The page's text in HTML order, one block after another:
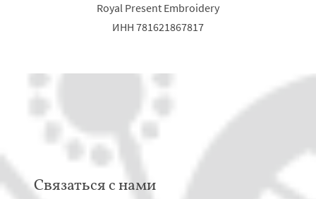
Royal Present Embroidery
ИНН 781621867817
Связаться с нами